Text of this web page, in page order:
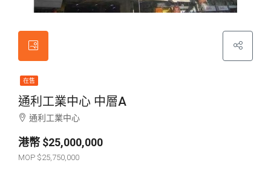
在售
通利工業中心 中層A
通利工業中心
$25,000,000
$25,750,000